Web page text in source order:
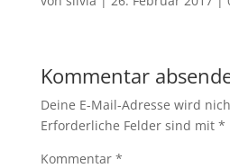
Kommentar
Deine E-Mail-Adresse wird
Erforderliche Felder sind mit *
Kommentar *